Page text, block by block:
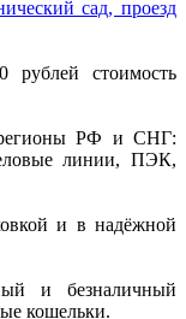
сад, проезд
стоимость
регионы РФ и СНГ:
линии, ПЭК,
и в надёжной
и безналичный
кошельки.